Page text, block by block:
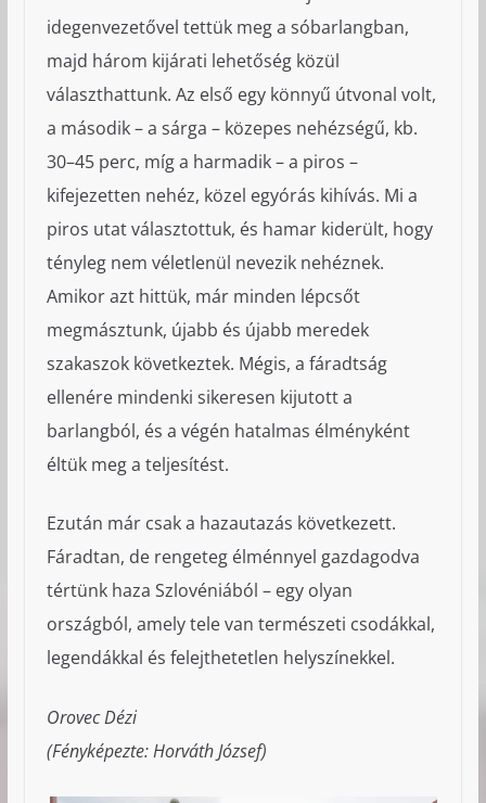
idegenvezetővel tettük meg a sóbarlangban,
majd három kijárati lehetőség közül
választhattunk. Az első egy könnyű útvonal volt,
a második – a sárga – közepes nehézségű, kb.
30–45 perc, míg a harmadik – a piros –
kifejezetten nehéz, közel egyórás kihívás. Mi a
piros utat választottuk, és hamar kiderült, hogy
tényleg nem véletlenül nevezik nehéznek.
Amikor azt hittük, már minden lépcsőt
megmásztunk, újabb és újabb meredek
szakaszok következtek. Mégis, a fáradtság
ellenére mindenki sikeresen kijutott a
barlangból, és a végén hatalmas élményként
éltük meg a teljesítést.
Ezután már csak a hazautazás következett.
Fáradtan, de rengeteg élménnyel gazdagodva
tértünk haza Szlovéniából – egy olyan
országból, amely tele van természeti csodákkal,
legendákkal és felejthetetlen helyszínekkel.
Orovec Dézi
(Fényképezte: Horváth József)